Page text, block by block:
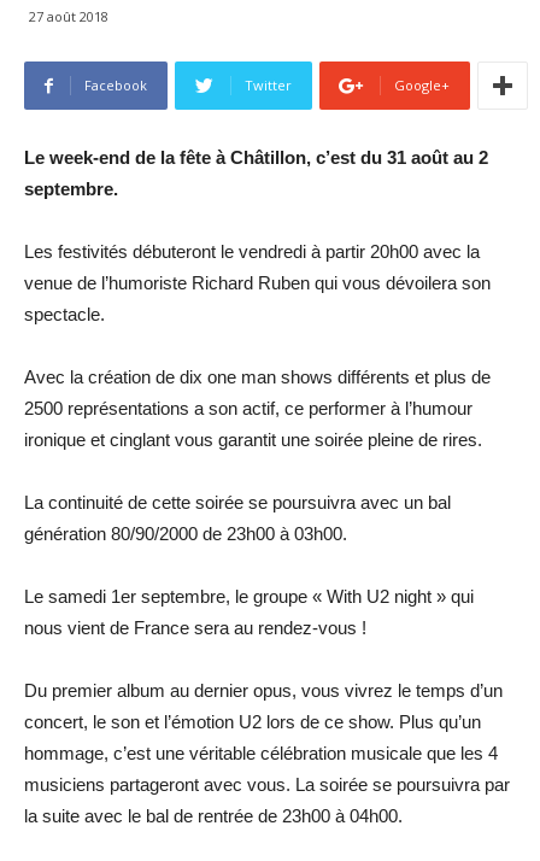
27 août 2018
Facebook Twitter Google+
Le week-end de la fête à Châtillon, c’est du 31 août au 2
septembre.
Les festivités débuteront le vendredi à partir 20h00 avec la
venue de l’humoriste Richard Ruben qui vous dévoilera son
spectacle.
Avec la création de dix one man shows différents et plus de
2500 représentations a son actif, ce performer à l’humour
ironique et cinglant vous garantit une soirée pleine de rires.
La continuité de cette soirée se poursuivra avec un bal
génération 80/90/2000 de 23h00 à 03h00.
Le samedi 1er septembre, le groupe « With U2 night » qui
nous vient de France sera au rendez-vous !
Du premier album au dernier opus, vous vivrez le temps d’un
concert, le son et l’émotion U2 lors de ce show. Plus qu’un
hommage, c’est une véritable célébration musicale que les 4
musiciens partageront avec vous. La soirée se poursuivra par
la suite avec le bal de rentrée de 23h00 à 04h00.